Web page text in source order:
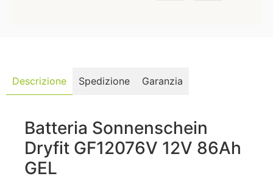
Descrizione Spedizione Garanzia
Batteria Sonnenschein
Dryfit GF12076V 12V 86Ah
GEL